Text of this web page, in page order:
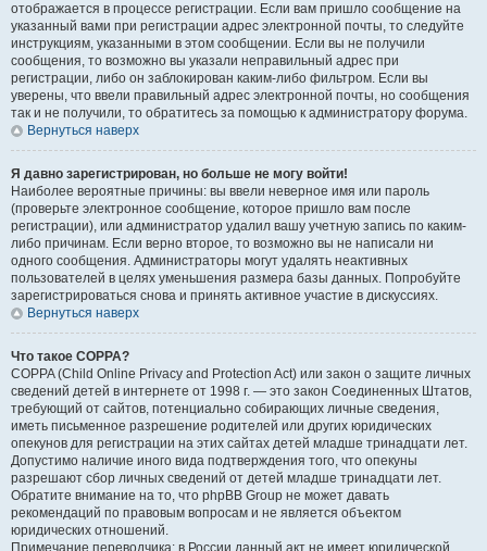
отображается в процессе регистрации. Если вам пришло сообщение на
указанный вами при регистрации адрес электронной почты, то следуйте
инструкциям, указанными в этом сообщении. Если вы не получили
сообщения, то возможно вы указали неправильный адрес при
регистрации, либо он заблокирован каким-либо фильтром. Если вы
уверены, что ввели правильный адрес электронной почты, но сообщения
так и не получили, то обратитесь за помощью к администратору форума.
Вернуться наверх
Я давно зарегистрирован, но больше не могу войти!
Наиболее вероятные причины: вы ввели неверное имя или пароль
(проверьте электронное сообщение, которое пришло вам после
регистрации), или администратор удалил вашу учетную запись по каким-
либо причинам. Если верно второе, то возможно вы не написали ни
одного сообщения. Администраторы могут удалять неактивных
пользователей в целях уменьшения размера базы данных. Попробуйте
зарегистрироваться снова и принять активное участие в дискуссиях.
Вернуться наверх
Что такое COPPA?
COPPA (Child Online Privacy and Protection Act) или закон о защите личных
сведений детей в интернете от 1998 г. — это закон Соединенных Штатов,
требующий от сайтов, потенциально собирающих личные сведения,
иметь письменное разрешение родителей или других юридических
опекунов для регистрации на этих сайтах детей младше тринадцати лет.
Допустимо наличие иного вида подтверждения того, что опекуны
разрешают сбор личных сведений от детей младше тринадцати лет.
Обратите внимание на то, что phpBB Group не может давать
рекомендаций по правовым вопросам и не является объектом
юридических отношений.
Примечание переводчика: в России данный акт не имеет юридической